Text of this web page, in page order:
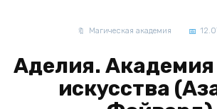
Магическая академия
Аделия. Академия
искусства